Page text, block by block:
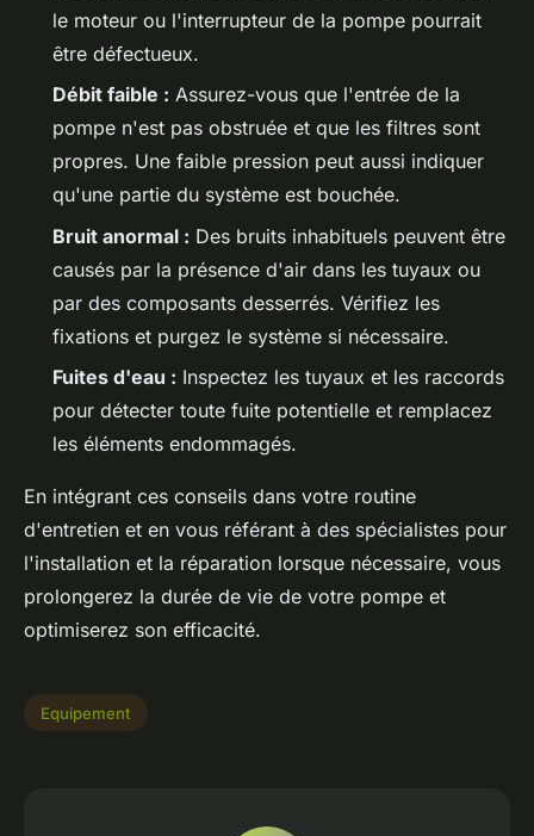
le moteur ou l'interrupteur de la pompe pourrait
être défectueux.
Débit faible : Assurez-vous que l'entrée de la
pompe n'est pas obstruée et que les filtres sont
propres. Une faible pression peut aussi indiquer
qu'une partie du système est bouchée.
Bruit anormal : Des bruits inhabituels peuvent être
causés par la présence d'air dans les tuyaux ou
par des composants desserrés. Vérifiez les
fixations et purgez le système si nécessaire.
Fuites d'eau : Inspectez les tuyaux et les raccords
pour détecter toute fuite potentielle et remplacez
les éléments endommagés.
En intégrant ces conseils dans votre routine
d'entretien et en vous référant à des spécialistes pour
l'installation et la réparation lorsque nécessaire, vous
prolongerez la durée de vie de votre pompe et
optimiserez son efficacité.
Equipement